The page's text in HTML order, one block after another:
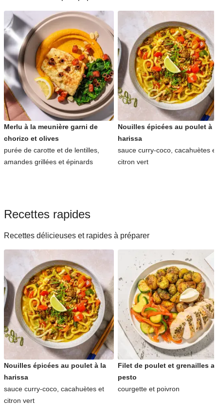
Merlu à la meunière garni de
chorizo et olives
purée de carotte et de lentilles,
amandes grillées et épinards
Nouilles épicées au poulet à
harissa
sauce curry-coco, cacahuètes et
citron vert
Recettes rapides
Recettes délicieuses et rapides à préparer
Nouilles épicées au poulet à la
harissa
sauce curry-coco, cacahuètes et
citron vert
Filet de poulet et grenailles
pesto
courgette et poivron